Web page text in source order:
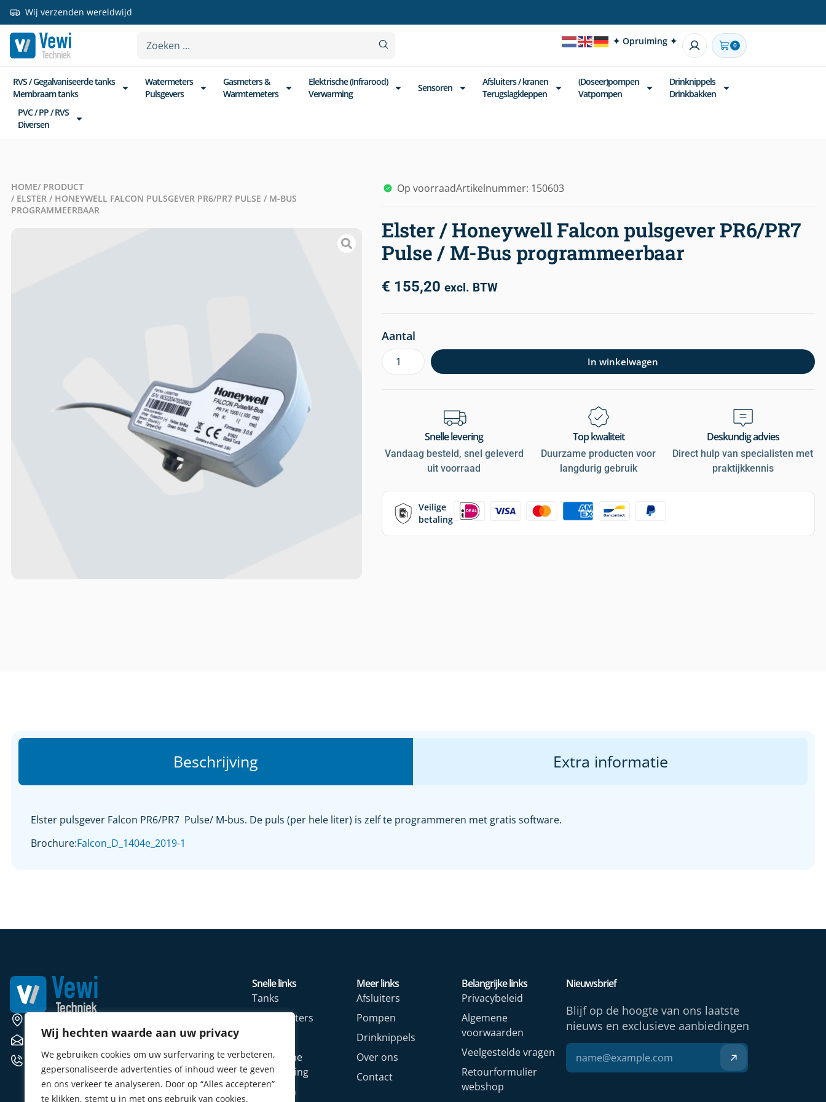
Wij hechten waarde aan uw privacy
We gebruiken cookies om uw surfervaring te verbeteren,
gepersonaliseerde advertenties of inhoud weer te geven
en ons verkeer te analyseren. Door op “Alles accepteren”
te klikken, stemt u in met ons gebruik van cookies.
Wij verzenden wereldwijd
✦ Opruiming ✦ 0
RVS / Gegalvaniseerde tanks
Membraam tanks
Watermeters
Pulsgevers
Gasmeters &
Warmtemeters
Elektrische (Infrarood)
Verwarming
Sensoren
Afsluiters / kranen
Terugslagkleppen
(Doseer)pompen
Vatpompen
Drinknippels
Drinkbakken
PVC / PP / RVS
Diversen
HOME/ PRODUCT
/ ELSTER / HONEYWELL FALCON PULSGEVER PR6/PR7 PULSE / M-BUS
PROGRAMMEERBAAR
Op voorraadArtikelnummer: 150603
Elster / Honeywell Falcon pulsgever PR6/PR7
Pulse / M-Bus programmeerbaar
€ 155,20 excl. BTW
Aantal
In winkelwagen
Snelle levering
Vandaag besteld, snel geleverd
uit voorraad
Top kwaliteit
Duurzame producten voor
langdurig gebruik
Deskundig advies
Direct hulp van specialisten met
praktijkkennis
Veilige
betaling
Beschrijving Extra informatie
Elster pulsgever Falcon PR6/PR7 Pulse/ M-bus. De puls (per hele liter) is zelf te programmeren met gratis software.
Brochure:Falcon_D_1404e_2019-1
verkoop@vewitechniek.nl
+31 (0) 412 764102
Snelle links
Tanks
Watermeters
Elektrische
Verwarming
Sensoren
Meer links
Afsluiters
Pompen
Drinknippels
Over ons
Contact
Belangrijke links
Privacybeleid
Algemene
voorwaarden
Veelgestelde vragen
Retourformulier
webshop
Nieuwsbrief
Blijf op de hoogte van ons laatste
nieuws en exclusieve aanbiedingen